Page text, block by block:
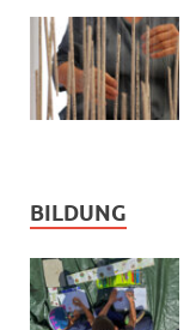
BILDUNG